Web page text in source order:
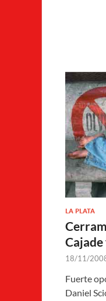
LA PLATA
Cajade
18/11/
Fuerte
Daniel